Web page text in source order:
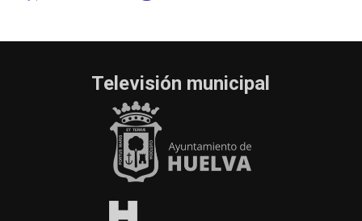
Televisión municipal